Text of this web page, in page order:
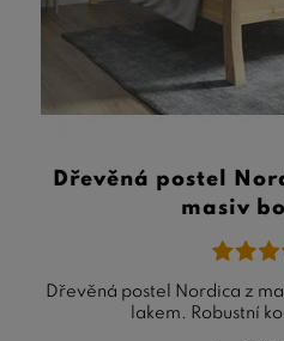
Dřevěná postel
masiv
Dřevěná postel Nordica z
lakem. Robustní